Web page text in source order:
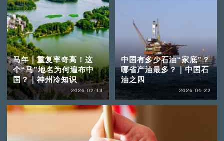
马年｜重复率奇高！这
个“马”地名为何遍布中
国？｜神州冷知识
2026-02-13
中国有多少石油“家底”？
哪省产油最多？｜中国石
油之四
2026-01-22